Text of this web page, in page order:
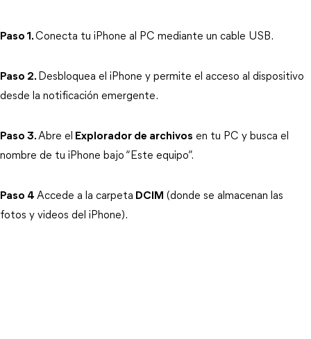
Paso 1.Conecta tu iPhone al PC mediante un cable USB.
Paso 2. Desbloquea el iPhone y permite el acceso al dispositivo
desde la notificación emergente.
Paso 3.Abre el Explorador de archivos en tu PC y busca el
nombre de tu iPhone bajo “Este equipo”.
Paso 4 Accede a la carpeta DCIM (donde se almacenan las
fotos y videos del iPhone).